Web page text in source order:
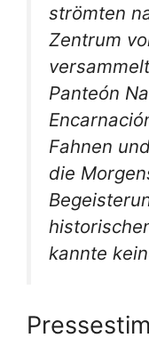
strömten
Zentrum
Panteón
Fahnen
die
kannte